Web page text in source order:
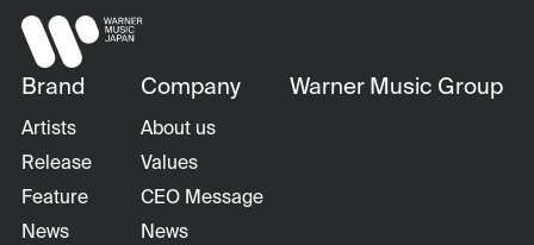
Brand
Artists
Release
Feature
News
Company
About us
Values
CEO Message
News
Warner Music Group